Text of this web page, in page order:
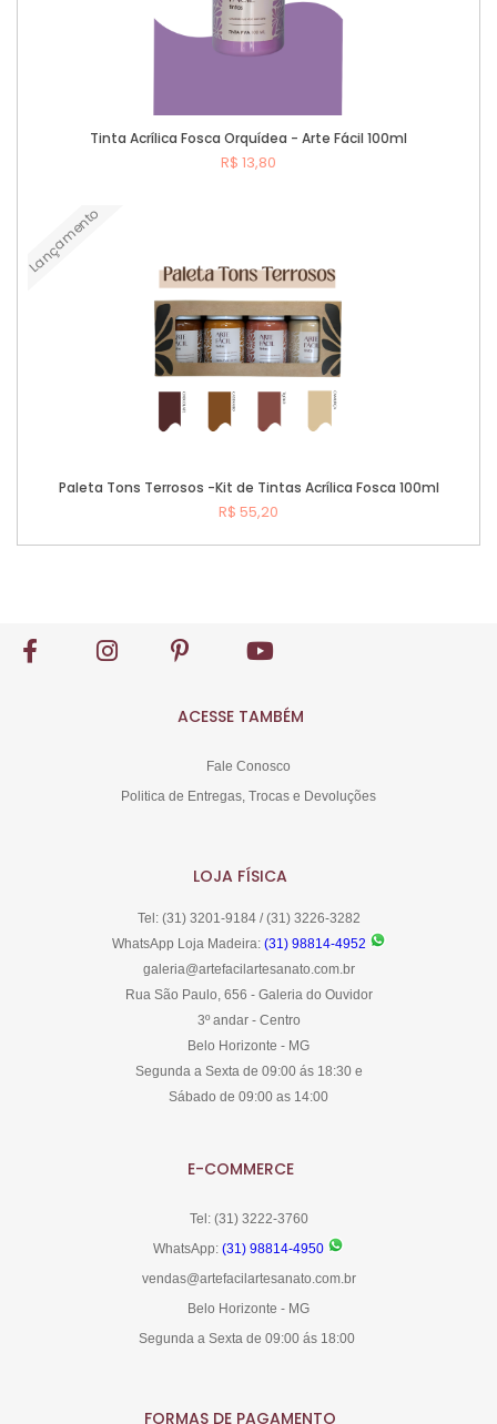
Tinta Acrílica Fosca Orquídea - Arte Fácil 100ml
R$ 13,80
Lançamento
Paleta Tons Terrosos -Kit de Tintas Acrílica Fosca 100ml
R$ 55,20
ACESSE TAMBÉM
Fale Conosco
Politica de Entregas, Trocas e Devoluções
LOJA FÍSICA
Tel: (31) 3201-9184 / (31) 3226-3282
WhatsApp Loja Madeira: (31) 98814-4952
galeria@artefacilartesanato.com.br
Rua São Paulo, 656 - Galeria do Ouvidor
3º andar - Centro
Belo Horizonte - MG
Segunda a Sexta de 09:00 ás 18:30 e
Sábado de 09:00 as 14:00
E-COMMERCE
Tel: (31) 3222-3760
WhatsApp: (31) 98814-4950
vendas@artefacilartesanato.com.br
Belo Horizonte - MG
Segunda a Sexta de 09:00 ás 18:00
FORMAS DE PAGAMENTO